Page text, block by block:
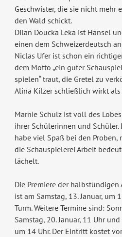
Geschwister, die sie nicht mehr
den Wald schickt.
Dilan Doucka Leka ist Hänsel
einen dem Schweizerdeutsch
Niclas Ufer ist schon ein
dem Motto „ein guter
spielen“ traut, die Gretel zu
Alina Kilzer schließlich wirkt als
Marnie Schulz ist voll des
ihrer Schülerinnen und Schüler.
habe viel Spaß bei den Proben,
die Schauspielerei Arbeit
lächelt.
Die Premiere der halbstündigen
ist am Samstag, 13. Januar, um
Turm. Weitere Termine sind:
Samstag, 20. Januar, 11 Uhr
um 14 Uhr. Der Eintritt kostet